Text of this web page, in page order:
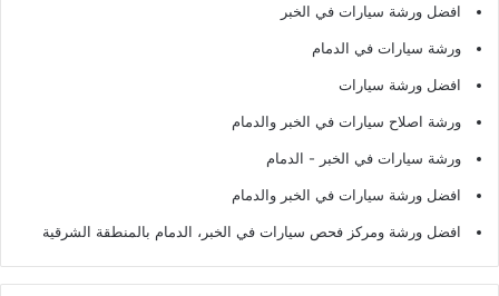
افضل ورشة سيارات في الخبر
ورشة سيارات في الدمام
افضل ورشة سيارات
ورشة اصلاح سيارات في الخبر والدمام
ورشة سيارات في الخبر - الدمام
افضل ورشة سيارات في الخبر والدمام
افضل ورشة ومركز فحص سيارات في الخبر، الدمام بالمنطقة الشرقية